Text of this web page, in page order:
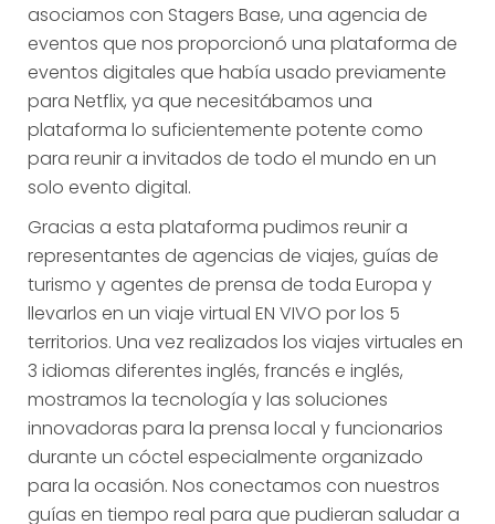
asociamos con Stagers Base, una agencia de
eventos que nos proporcionó una plataforma de
eventos digitales que había usado previamente
para Netflix, ya que necesitábamos una
plataforma lo suficientemente potente como
para reunir a invitados de todo el mundo en un
solo evento digital.
Gracias a esta plataforma pudimos reunir a
representantes de agencias de viajes, guías de
turismo y agentes de prensa de toda Europa y
llevarlos en un viaje virtual EN VIVO por los 5
territorios. Una vez realizados los viajes virtuales en
3 idiomas diferentes inglés, francés e inglés,
mostramos la tecnología y las soluciones
innovadoras para la prensa local y funcionarios
durante un cóctel especialmente organizado
para la ocasión. Nos conectamos con nuestros
guías en tiempo real para que pudieran saludar a